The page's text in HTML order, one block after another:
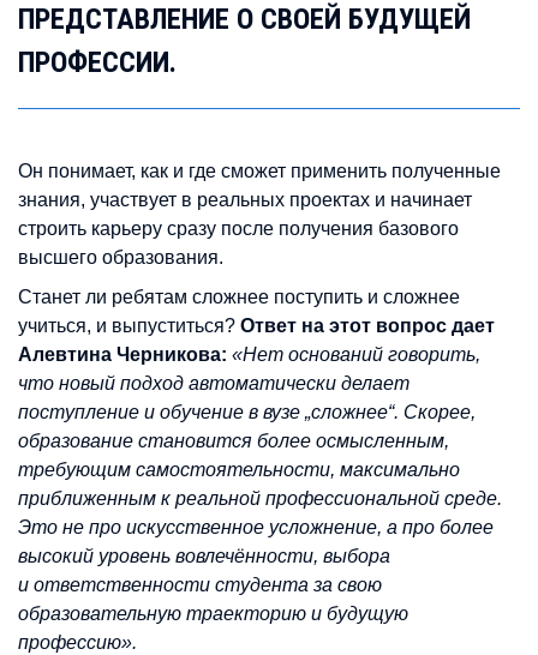
ПРЕДСТАВЛЕНИЕ О СВОЕЙ БУДУЩЕЙ
ПРОФЕССИИ.
Он понимает, как и где сможет применить полученные
знания, участвует в реальных проектах и начинает
строить карьеру сразу после получения базового
высшего образования.
Станет ли ребятам сложнее поступить и сложнее
учиться, и выпуститься? Ответ на этот вопрос дает
Алевтина Черникова: «Нет оснований говорить,
что новый подход автоматически делает
поступление и обучение в вузе „сложнее“. Скорее,
образование становится более осмысленным,
требующим самостоятельности, максимально
приближенным к реальной профессиональной среде.
Это не про искусственное усложнение, а про более
высокий уровень вовлечённости, выбора
и ответственности студента за свою
образовательную траекторию и будущую
профессию».